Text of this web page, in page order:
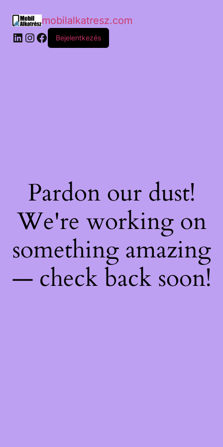
mobilalkatresz.com
Bejelentkezés
Pardon our dust!
We're working on
something amazing
— check back soon!